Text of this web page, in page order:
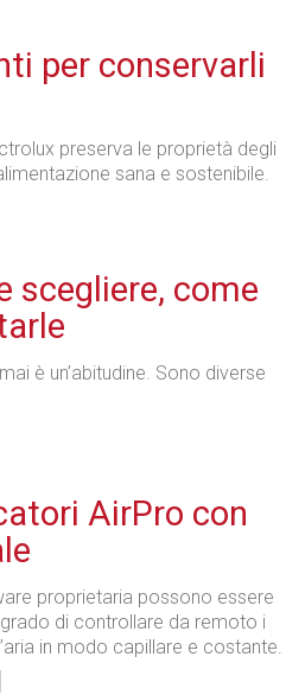
per conservarli
preserva le proprietà degli
sana e sostenibile.
scegliere, come
è un’abitudine. Sono diverse
AirPro con
proprietaria possono essere
di controllare da remoto i
in modo capillare e costante.